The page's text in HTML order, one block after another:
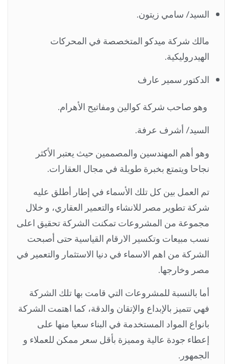
السيد/ سامي زيتون.
مالك شركة ميدكو المتخصصة في المحركات
الهيدروليكية.
الدكتور سمير عارف
وهو صاحب شركة كوالين ومفاتيح الأهرام.
السيد/ أشرف عرفة.
وهو أهم المهندسين والمصممين حيث يعتبر الأكثر
نجاحا ويتمتع بخبرة طويلة في مجال العقارات.
تم العمل بين كل تلك الأسماء في إطار أطلق عليه
شركة تطوير مصر للانشاء والتعمير العقاري، و خلال
مجموعة من المشروعات تمكنت الشركة تحقيق اعلى
نسب مبيعات وتكسير الارقام القياسية حتى أصبحت
الشركة من اهم الاسماء في دنيا الاستثمار والتعمير في
مصر وخارجها.
أما بالنسبة للمشروعات التي قامت بها تلك الشركة
فهي تتميز بالإبداع والإتقان والدقة، كما اهتمت الشركة
بانواع المواد المستخدمة في البناء سعيا منها على
إعطاء جودة عالية ومميزة بأقل سعر ممكن للعملاء و
الجمهور.